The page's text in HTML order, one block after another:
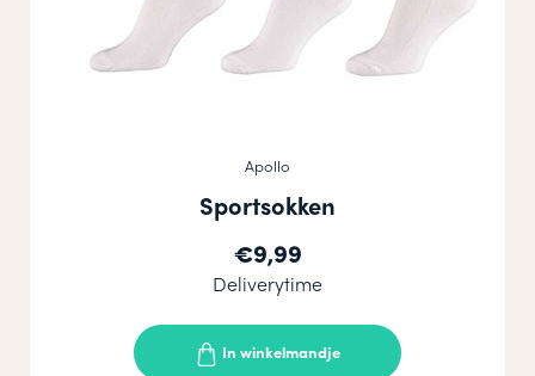
Apollo
Sportsokken
€9,99
Deliverytime
In winkelmandje